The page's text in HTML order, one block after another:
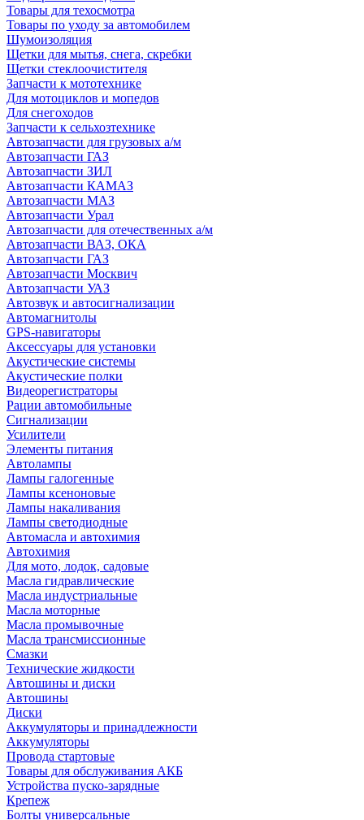
Товары для техосмотра
Товары по уходу за автомобилем
Шумоизоляция
Щетки для мытья, снега, скребки
Щетки стеклоочистителя
Запчасти к мототехнике
Для мотоциклов и мопедов
Для снегоходов
Запчасти к сельхозтехнике
Автозапчасти для грузовых а/м
Автозапчасти ГАЗ
Автозапчасти ЗИЛ
Автозапчасти КАМАЗ
Автозапчасти МАЗ
Автозапчасти Урал
Автозапчасти для отечественных а/м
Автозапчасти ВАЗ, ОКА
Автозапчасти ГАЗ
Автозапчасти Москвич
Автозапчасти УАЗ
Автозвук и автосигнализации
Автомагнитолы
GPS-навигаторы
Аксессуары для установки
Акустические системы
Акустические полки
Видеорегистраторы
Рации автомобильные
Сигнализации
Усилители
Элементы питания
Автолампы
Лампы галогенные
Лампы ксеноновые
Лампы накаливания
Лампы светодиодные
Автомасла и автохимия
Автохимия
Для мото, лодок, садовые
Масла гидравлические
Масла индустриальные
Масла моторные
Масла промывочные
Масла трансмиссионные
Смазки
Технические жидкости
Автошины и диски
Автошины
Диски
Аккумуляторы и принадлежности
Аккумуляторы
Провода стартовые
Товары для обслуживания АКБ
Устройства пуско-зарядные
Крепеж
Болты универсальные